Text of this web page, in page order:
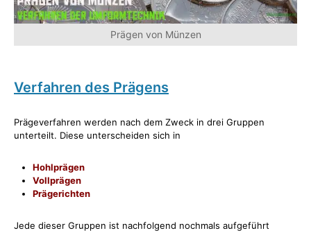
Prägen von Münzen
Verfahren des Prägens
Prägeverfahren werden nach dem Zweck in drei Gruppen
unterteilt. Diese unterscheiden sich in
Hohlprägen
Vollprägen
Prägerichten
Jede dieser Gruppen ist nachfolgend nochmals aufgeführt